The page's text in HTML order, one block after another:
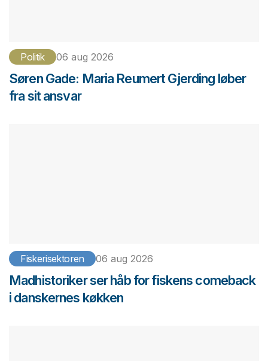
Politik 06 aug 2026
Søren Gade: Maria Reumert Gjerding løber
fra sit ansvar
Fiskerisektoren 06 aug 2026
Madhistoriker ser håb for fiskens comeback
i danskernes køkken